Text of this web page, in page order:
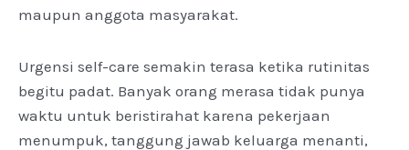
maupun anggota masyarakat.
Urgensi self-care semakin terasa ketika rutinitas
begitu padat. Banyak orang merasa tidak punya
waktu untuk beristirahat karena pekerjaan
menumpuk, tanggung jawab keluarga menanti,